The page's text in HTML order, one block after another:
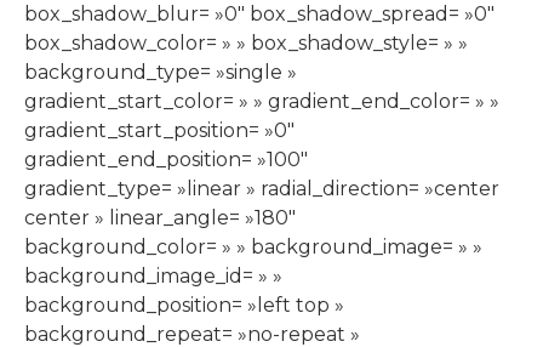
box_shadow_blur= »0″ box_shadow_spread= »0″
box_shadow_color= » » box_shadow_style= » »
background_type= »single »
gradient_start_color= » » gradient_end_color= » »
gradient_start_position= »0″
gradient_end_position= »100″
gradient_type= »linear » radial_direction= »center
center » linear_angle= »180″
background_color= » » background_image= » »
background_image_id= » »
background_position= »left top »
background_repeat= »no-repeat »